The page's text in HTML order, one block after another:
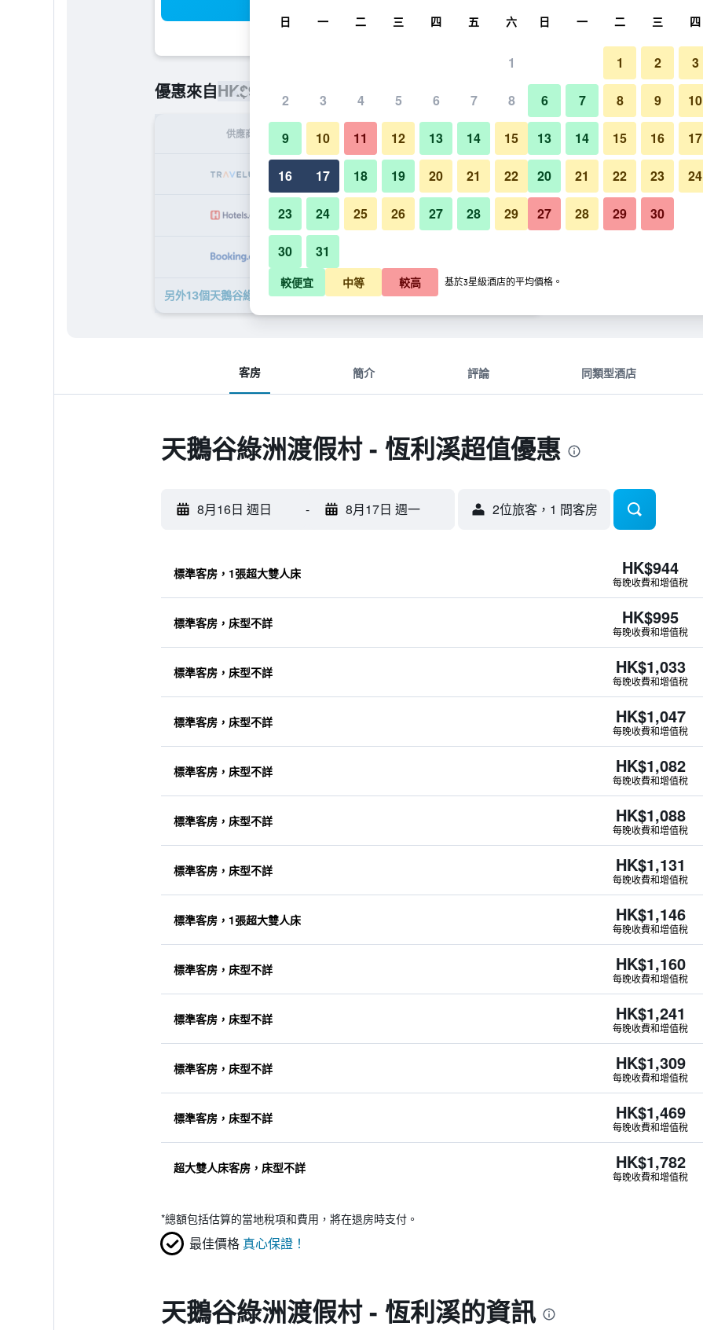
優惠來自HK$944
供應商 每晚總額
HK$944 查看優惠
HK$995 查看優惠
另外13個天鵝谷綠洲渡假村 - 恆利溪​的優惠
客廳
天鵝谷綠洲渡假村 - 恆利溪的照片
客房 簡介 評論 同類型酒店
天鵝谷綠洲渡假村 - 恆利溪超值優惠
8月16日 週日 - 8月17日 週一 2位旅客，1 間客房
標準客房，1張超大雙人床 HK$944
每晚收費和增值稅
標準客房，床型不詳 HK$995
每晚收費和增值稅
標準客房，床型不詳 HK$1,033
每晚收費和增值稅
標準客房，床型不詳 HK$1,047
每晚收費和增值稅
標準客房，床型不詳 HK$1,082
每晚收費和增值稅
標準客房，床型不詳 HK$1,088
每晚收費和增值稅
標準客房，床型不詳 HK$1,131
每晚收費和增值稅
標準客房，1張超大雙人床 HK$1,146
每晚收費和增值稅
標準客房，床型不詳 HK$1,160
每晚收費和增值稅
標準客房，床型不詳 HK$1,241
每晚收費和增值稅
標準客房，床型不詳 HK$1,309
每晚收費和增值稅
標準客房，床型不詳 HK$1,469
每晚收費和增值稅
超大雙人床客房，床型不詳 HK$1,782
每晚收費和增值稅
*總額包括估算的當地稅項和費用，將在退房時支付。
最佳價格 真心保證！
天鵝谷綠洲渡假村 - 恆利溪的資訊
日 一 二 三 四 五 六
1
2 3 4 5 6 7 8
9 10 11 12 13 14 15
16 17 18 19 20 21 22
23 24 25 26 27 28 29
30 31
日 一 二 三 四
1 2 3
6 7 8 9 10
13 14 15 16 17
20 21 22 23 24
27 28 29 30
較便宜 中等 較高 基於3星級酒店的平均價格。